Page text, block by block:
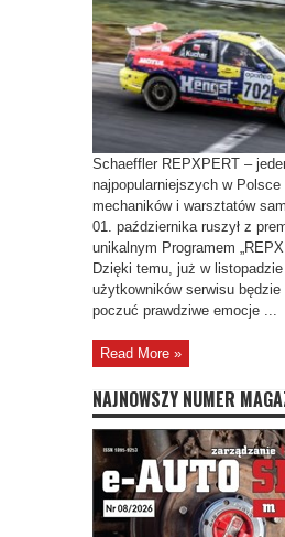
Schaeffler REPXPERT –
najpopularniejszych w Polsce
mechaników i warsztatów
01. października ruszył z
unikalnym Programem
Dzięki temu, już w
użytkowników serwisu będzie
poczuć prawdziwe emocje ...
Read More »
NAJNOWSZY NUMER